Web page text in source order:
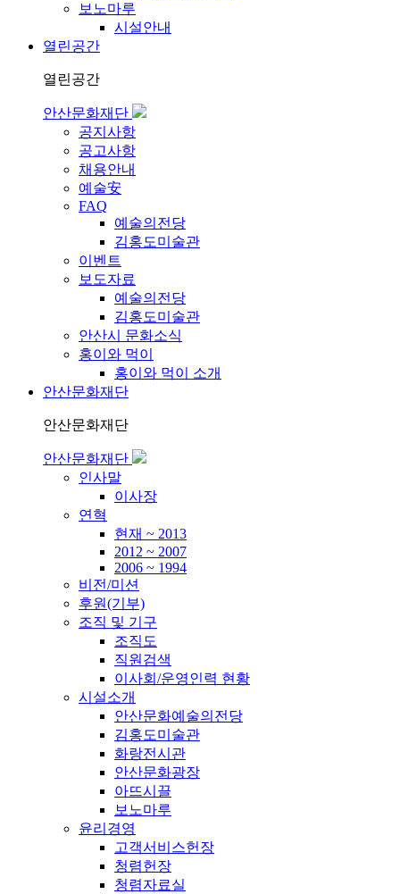
보노마루
시설안내
열린공간
열린공간
안산문화재단
공지사항
공고사항
채용안내
예술安
FAQ
예술의전당
김홍도미술관
이벤트
보도자료
예술의전당
김홍도미술관
안산시 문화소식
홍이와 먹이
홍이와 먹이 소개
안산문화재단
안산문화재단
안산문화재단
인사말
이사장
연혁
현재 ~ 2013
2012 ~ 2007
2006 ~ 1994
비전/미션
후원(기부)
조직 및 기구
조직도
직원검색
이사회/운영인력 현황
시설소개
안산문화예술의전당
김홍도미술관
화랑전시관
안산문화광장
아뜨시끌
보노마루
윤리경영
고객서비스헌장
청렴헌장
청렴자료실